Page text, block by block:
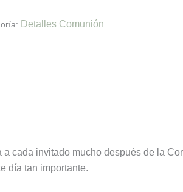
Detalles Comunión
cada invitado mucho después de la
día tan importante.